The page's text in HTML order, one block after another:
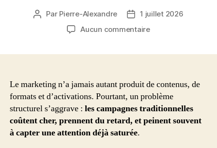
Auteur
Par Pierre-Alexandre
Date1 juillet 2026
Aucun commentairesur
méthode
marketing
qui
contourne
les
Le marketing n’a jamais autant produit de contenus, de
formats et d’activations. Pourtant, un problème
structurel s’aggrave : les campagnes traditionnelles
coûtent cher, prennent du retard, et peinent souvent
à capter une attention déjà saturée.